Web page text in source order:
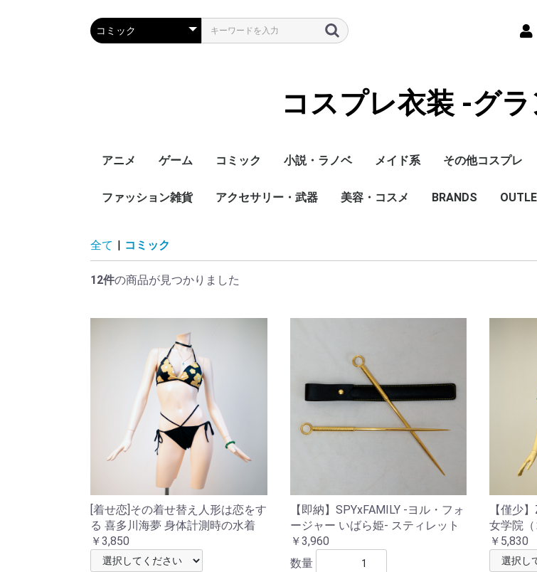
コスプレ衣装 -グ
アニメ
ラブライブ！
ヱヴァンゲリオン
ゲーム
アイドルマスター
シュタインズゲート
ラブプラス
ファイナルファンタジ
ひぐらしのなく頃に
艦隊これくしょん
ガンダムカードビルダ
コミック
SPY×FAMILY
賭ケグルイ
その着せ替え人形は恋
ZONE-00
小説・ラノベ
Re:ゼロ
涼宮ハルヒの憂鬱
化物語
緋弾のアリア
這いよれ! ニャル子さ
迷い猫オーバーラン！
シャングリ・ラ
メイド系
ハロウィン
ドラえもん
その他コスプレ
VTuber
VOCALOID
体操服
セクシーパジャマ
レオタード
ファッション雑貨 アクセサリー・武器 美容・コスメ BRANDS
全て | コミック
12件の商品が見つかりました
[着せ恋]その着せ替え人形は恋をす
る 喜多川海夢 身体計測時の水着
￥3,850
【即納】SPYxFAMILY -ヨル・フォ
ージャー いばら姫- スティレット
￥3,960
数量
【僅少
女学院（
￥5,830